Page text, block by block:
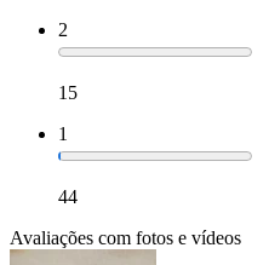
2
15
1
44
Avaliações com fotos e vídeos